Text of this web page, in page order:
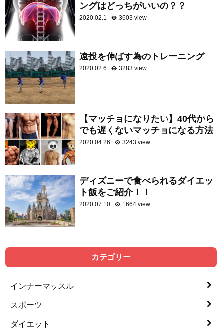
ングはどっちがいいの？？
2020.02.1 3603 view
遠投を伸ばす為のトレーニング
2020.02.6 3283 view
【マッチョになりたい】40代から
でも遅くないマッチョになる方法
2020.04.26 3243 view
ディズニーで食べられるダイエッ
ト飯をご紹介！！
2020.07.10 1664 view
カテゴリー
インナーマッスル
スポーツ
ダイエット